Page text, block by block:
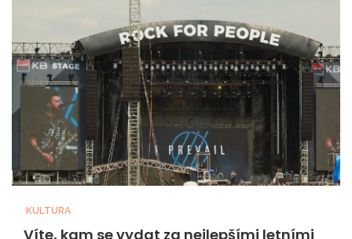
KULTURA
Víte, kam se vydat za nejlepšími letními